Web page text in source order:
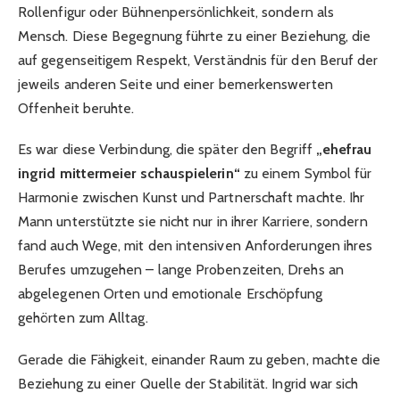
Rollenfigur oder Bühnenpersönlichkeit, sondern als
Mensch. Diese Begegnung führte zu einer Beziehung, die
auf gegenseitigem Respekt, Verständnis für den Beruf der
jeweils anderen Seite und einer bemerkenswerten
Offenheit beruhte.
Es war diese Verbindung, die später den Begriff „ehefrau
ingrid mittermeier schauspielerin“ zu einem Symbol für
Harmonie zwischen Kunst und Partnerschaft machte. Ihr
Mann unterstützte sie nicht nur in ihrer Karriere, sondern
fand auch Wege, mit den intensiven Anforderungen ihres
Berufes umzugehen – lange Probenzeiten, Drehs an
abgelegenen Orten und emotionale Erschöpfung
gehörten zum Alltag.
Gerade die Fähigkeit, einander Raum zu geben, machte die
Beziehung zu einer Quelle der Stabilität. Ingrid war sich